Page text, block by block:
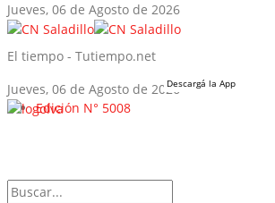
Jueves, 06 de Agosto de 2026
El tiempo - Tutiempo.net
Jueves, 06 de Agosto de 2026
Edición N° 5008
Descargá la App